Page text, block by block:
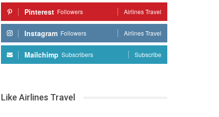
Pinterest Followers Airlines Travel
Instagram Followers Airlines Travel
Mailchimp Subscribers Subscribe
Like Airlines Travel